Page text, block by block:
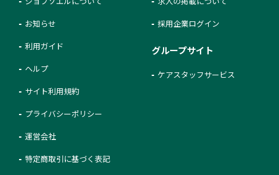
お知らせ
利用ガイド
ヘルプ
サイト利用規約
プライバシーポリシー
運営会社
特定商取引に基づく表記
採用企業ログイン
グループサイト
ケアスタッフサービス